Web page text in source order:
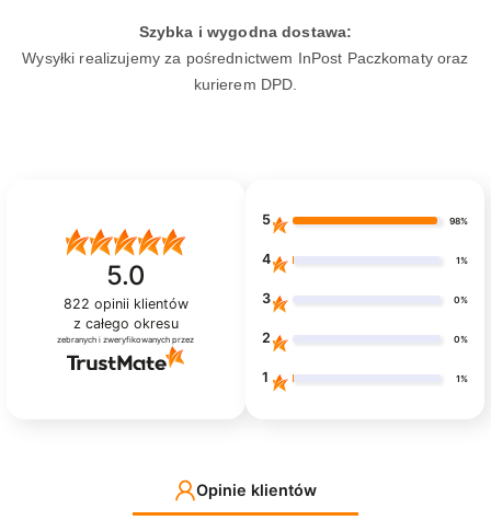
Szybka i wygodna dostawa:
Wysyłki realizujemy za pośrednictwem InPost Paczkomaty oraz
kurierem DPD.
5.0
822 opinii klientów
z całego okresu
zebranych i zweryfikowanych przez
5 98%
4 1%
3 0%
2 0%
1 1%
Opinie klientów